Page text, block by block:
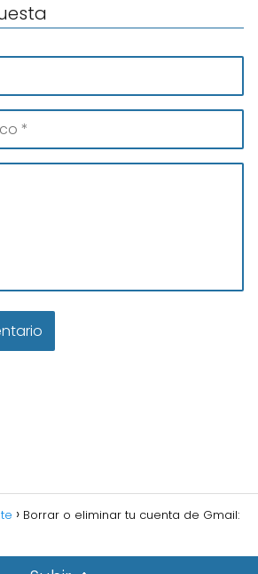
Borrar o eliminar tu cuenta de Gmail: